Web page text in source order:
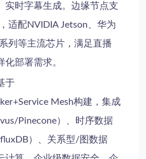
实时字幕生成。边缘节点支
适配NVIDIA Jetson、华为
列等主流芯片，满足直播
化部署需求。
于
Mesh构建，集成
Pinecone）、时序数据
）、关系型/图数据